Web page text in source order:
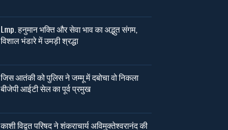
Lmp. हनुमान भक्ति और सेवा भाव का अद्भुत संगम,
विशाल भंडारे में उमड़ी श्रद्धा
जिस आतंकी को पुलिस ने जम्मू में दबोचा वो निकला
बीजेपी आईटी सेल का पूर्व प्रमुख
काशी विद्वत परिषद ने शंकराचार्य अविमुक्तेश्वरानंद की